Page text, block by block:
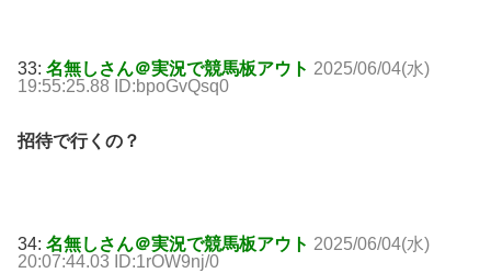
33: 名無しさん＠実況で競馬板アウト 2025/06/04(水)
19:55:25.88 ID:bpoGvQsq0
招待で行くの？
34: 名無しさん＠実況で競馬板アウト 2025/06/04(水)
20:07:44.03 ID:1rOW9nj/0